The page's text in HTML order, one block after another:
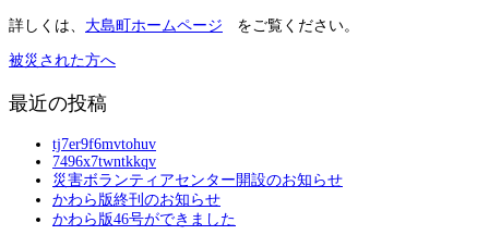
詳しくは、 大島町ホームページ をご覧ください。
被災された方へ
最近の投稿
tj7er9f6mvtohuv
7496x7twntkkqv
災害ボランティアセンター開設のお知らせ
かわら版終刊のお知らせ
かわら版46号ができました